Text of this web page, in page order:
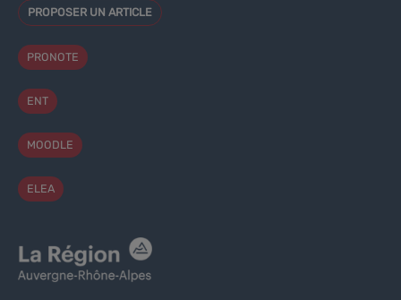
PROPOSER UN ARTICLE
PRONOTE
ENT
MOODLE
ELEA